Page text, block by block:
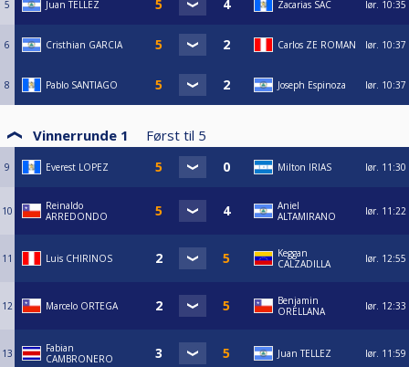
5 Juan TELLEZ Zacarias SAC lør. 10:35
6 Cristhian GARCIA Carlos ZE ROMAN lør. 10:37
8 Pablo SANTIAGO Joseph Espinoza lør. 10:37
Vinnerrunde 1 Først til 5
9 Everest LOPEZ Milton IRIAS lør. 11:30
10
Reinaldo
ARREDONDO
Aniel
ALTAMIRANO
lør. 11:22
11 Luis CHIRINOS
Keggan
CALZADILLA
lør. 12:55
12 Marcelo ORTEGA
Benjamin
ORELLANA
lør. 12:33
13
Fabian
CAMBRONERO
Juan TELLEZ lør. 11:59